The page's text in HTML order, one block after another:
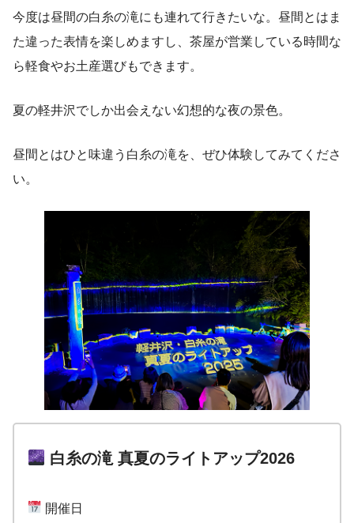
今度は昼間の白糸の滝にも連れて行きたいな。昼間とはま
た違った表情を楽しめますし、茶屋が営業している時間な
ら軽食やお土産選びもできます。
夏の軽井沢でしか出会えない幻想的な夜の景色。
昼間とはひと味違う白糸の滝を、ぜひ体験してみてくださ
い。
白糸の滝 真夏のライトアップ2026
開催日